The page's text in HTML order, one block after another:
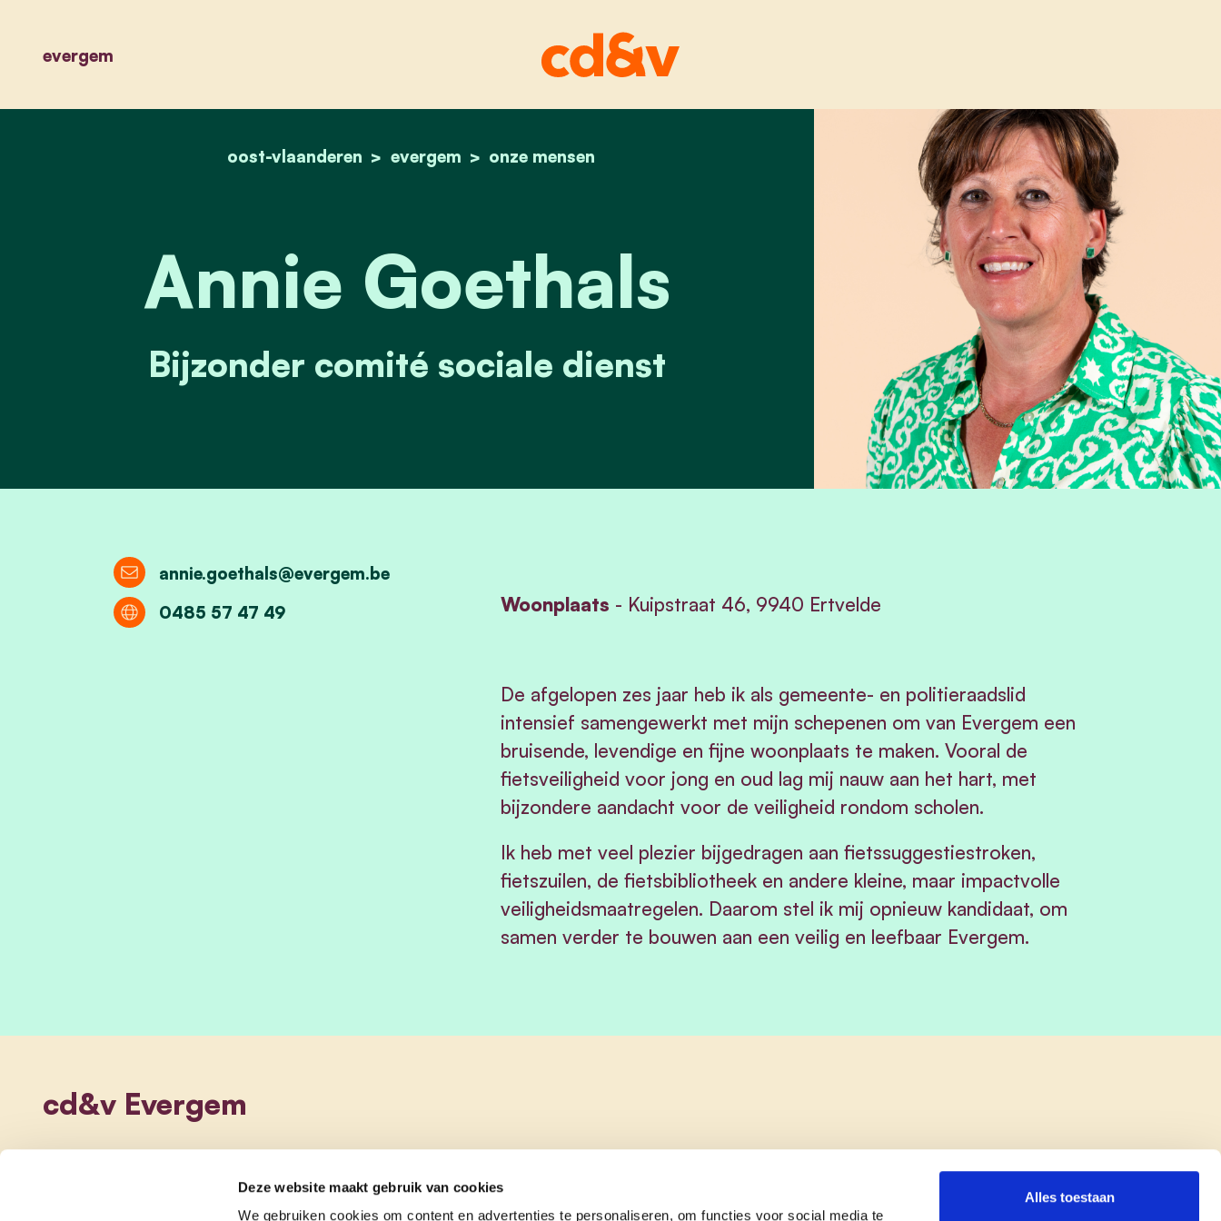
Deze website maakt gebruik van cookies
We gebruiken cookies om content en advertenties te personaliseren, om functies voor social media te
Alles toestaan
evergem
home
oost-vlaanderen evergem onze mensen
annie goethals
Annie Goethals
Bijzonder comité sociale dienst
Woonplaats - Kuipstraat 46, 9940 Ertvelde
De afgelopen zes jaar heb ik als gemeente- en politieraadslid
intensief samengewerkt met mijn schepenen om van Evergem een
bruisende, levendige en fijne woonplaats te maken. Vooral de
fietsveiligheid voor jong en oud lag mij nauw aan het hart, met
bijzondere aandacht voor de veiligheid rondom scholen.
Ik heb met veel plezier bijgedragen aan fietssuggestiestroken,
fietszuilen, de fietsbibliotheek en andere kleine, maar impactvolle
veiligheidsmaatregelen. Daarom stel ik mij opnieuw kandidaat, om
samen verder te bouwen aan een veilig en leefbaar Evergem.
annie.goethals@evergem.be
0485 57 47 49
cd&v Evergem